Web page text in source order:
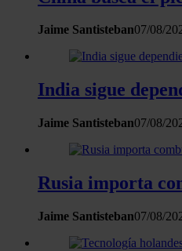
Jaime Santisteban07/08/
India sigue
Jaime Santisteban07/08/
Rusia importa
Jaime Santisteban07/08/